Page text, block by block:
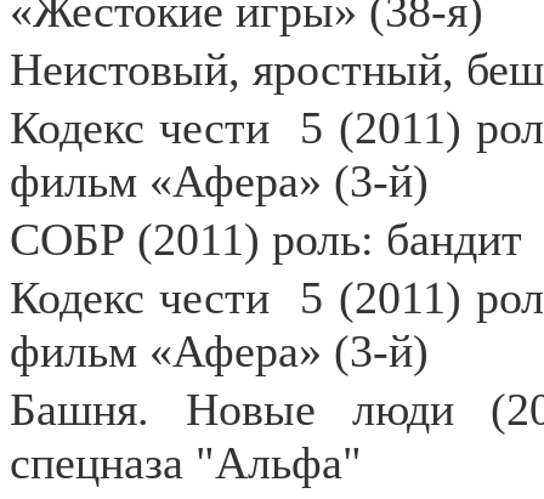
«Жестокие игры» (38-я)
Неистовый, яростный,
Кодекс чести
5 (2011)
фильм «Афера» (3-й)
СОБР (2011) роль: бандит
Кодекс чести
5 (2011)
фильм «Афера» (3-й)
Башня. Новые люди
спецназа "Альфа"